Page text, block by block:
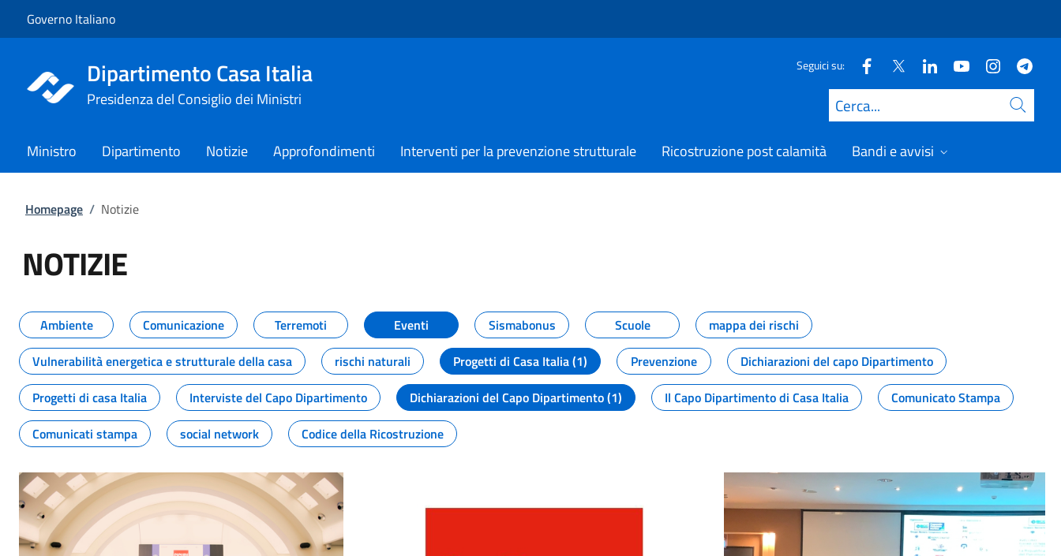
Governo Italiano
Dipartimento Casa Italia
Presidenza del Consiglio dei Ministri
Seguici su:
Cerca
Ministro Dipartimento Notizie Approfondimenti Interventi per la prevenzione strutturale Ricostruzione post calamità Bandi e avvisi
Homepage / Notizie
NOTIZIE
Tutti i contenuti della pagina NOTIZIE
Ambiente Comunicazione Terremoti Eventi Sismabonus Scuole
mappa dei rischi
Vulnerabilità energetica e strutturale della casa
rischi naturali Progetti di Casa Italia (1) Prevenzione
Dichiarazioni del capo Dipartimento
Progetti di casa Italia
Interviste del Capo Dipartimento Dichiarazioni del Capo Dipartimento (1) Il Capo Dipartimento di Casa Italia
Comunicato Stampa
Comunicati stampa
social network Codice della Ricostruzione